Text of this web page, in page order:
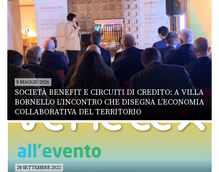
8 MAGGIO 2026
SOCIETÀ BENEFIT E CIRCUITI DI CREDITO: A VILLA
BORNELLO L’INCONTRO CHE DISEGNA L’ECONOMIA
COLLABORATIVA DEL TERRITORIO
28 SETTEMBRE 2022